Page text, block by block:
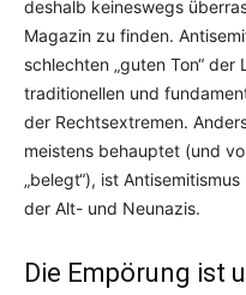
deshalb keineswegs
Magazin zu finden.
schlechten „guten Ton“
traditionellen und
der Rechtsextremen.
meistens behauptet (und
„belegt“), ist
der Alt- und Neunazis.
Die Empörung ist